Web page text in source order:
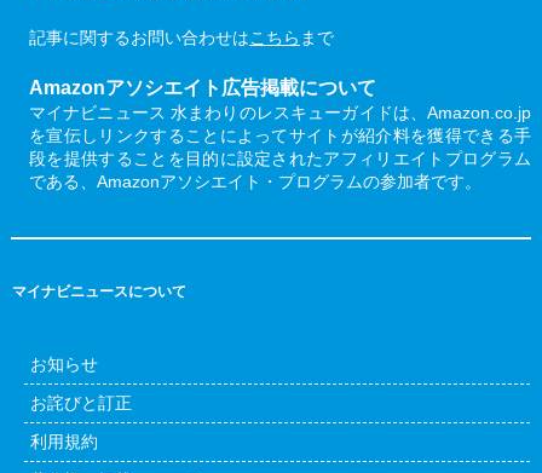
記事に関するお問い合わせはこちら まで
Amazonアソシエイト広告掲載について
マイナビニュース 水まわりのレスキューガイドは、Amazon.co.jp
を宣伝しリンクすることによってサイトが紹介料を獲得できる手
段を提供することを目的に設定されたアフィリエイトプログラム
である、Amazonアソシエイト・プログラムの参加者です。
マイナビニュースについて
お知らせ
お詫びと訂正
利用規約